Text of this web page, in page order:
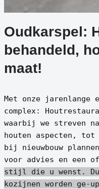
Oudkarspel:
behandeld,
maat!
Met onze
complex:
waarbij we streven
houten aspecten, tot
bij nieuwbouw
voor advies en een
stijl die u wenst.
kozijnen worden ge-